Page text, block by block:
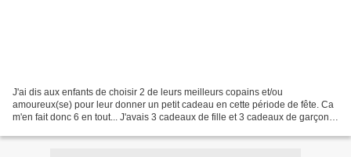
J'ai dis aux enfants de choisir 2 de leurs meilleurs copains et/ou
amoureux(se) pour leur donner un petit cadeau en cette période de fête. Ca
m'en fait donc 6 en tout... J'avais 3 cadeaux de fille et 3 cadeaux de garçon.